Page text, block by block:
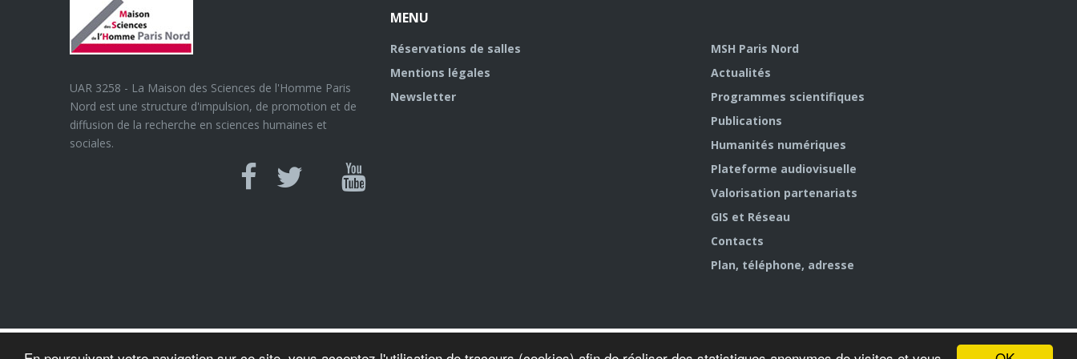
UAR 3258 - La Maison des Sciences de l'Homme Paris
Nord est une structure d'impulsion, de promotion et de
diffusion de la recherche en sciences humaines et
sociales.
Canal
MENU
Réservations de salles
Mentions légales
Newsletter
MSH Paris Nord
Actualités
Programmes scientifiques
Publications
Humanités numériques
Plateforme audiovisuelle
Valorisation partenariats
GIS et Réseau
Contacts
Plan, téléphone, adresse